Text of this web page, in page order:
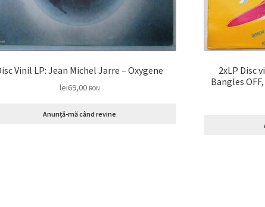
Vinil LP: Jean Michel Jarre – Oxygene
lei69,00 RON
Anunță-mă când revine
2xLP Disc vinil VG „Sommer
Bangles